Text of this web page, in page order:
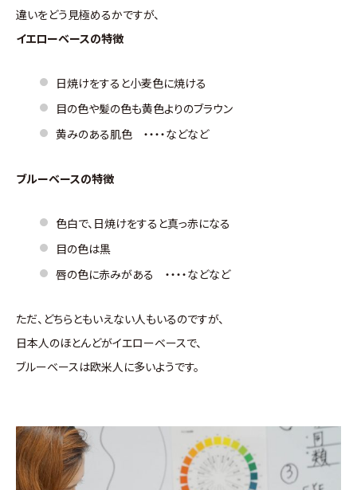
違いをどう見極めるかですが、
イエローベースの特徴
日焼けをすると小麦色に焼ける
目の色や髪の色も黄色よりのブラウン
黄みのある肌色 ・・・・などなど
ブルーベースの特徴
色白で、日焼けをすると真っ赤になる
目の色は黒
唇の色に赤みがある ・・・・などなど
ただ、どちらともいえない人もいるのですが、
日本人のほとんどがイエローベースで、
ブルーベースは欧米人に多いようです。